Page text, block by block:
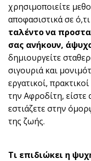
χρησιμοποιείτε
αποφασιστικά σε
ταλέντο να
σας ανήκουν,
δημιουργείτε
σιγουριά και
εργατικοί,
την Αφροδίτη, είστε
εστιάζετε στην
της ζωής.
Τι επιδιώκει η